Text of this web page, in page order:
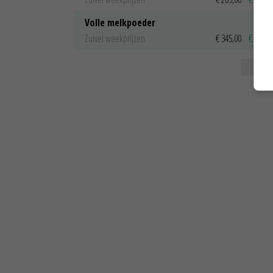
Volle melkpoeder
Zuivel weekprijzen
€ 345,00 € 20,00